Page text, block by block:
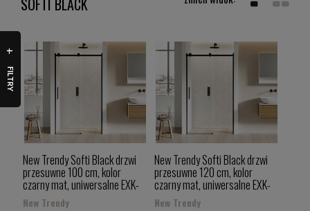
New Trendy Softi Black drzwi
przesuwne 100 cm, kolor
czarny mat, uniwersalne EXK-
3950
New Trendy
New Trendy Softi Black drzwi
przesuwne 120 cm, kolor
czarny mat, uniwersalne EXK-
3952
New Trendy
FILTRY